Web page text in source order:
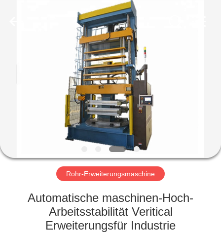
PRODUKTE
FABRIK-
AUSFLUG
QUALITÄTSKONTROLLE
Rohr-Erweiterungsmaschine
Automatische maschinen-Hoch-
Arbeitsstabilität Veritical
Erweiterungsfür Industrie